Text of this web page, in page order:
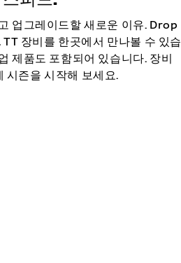
업그레이드할 새로운 이유. Drop
장비를 한곳에서 만나볼 수 있습
제품도 포함되어 있습니다. 장비
시즌을 시작해 보세요.